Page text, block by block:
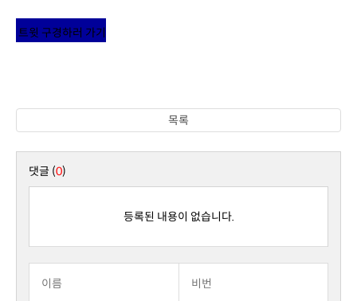
트윗 구경하러 가기
목록
댓글 (0)
등록된 내용이 없습니다.